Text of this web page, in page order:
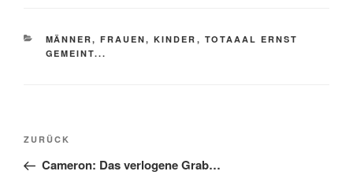
KATEGORIEN
MÄNNER, FRAUEN, KINDER , TOTAAAL ERNST
GEMEINT...
Beitragsnavigation
Vorheriger
Beitrag
ZURÜCK
Cameron: Das verlogene Grab…